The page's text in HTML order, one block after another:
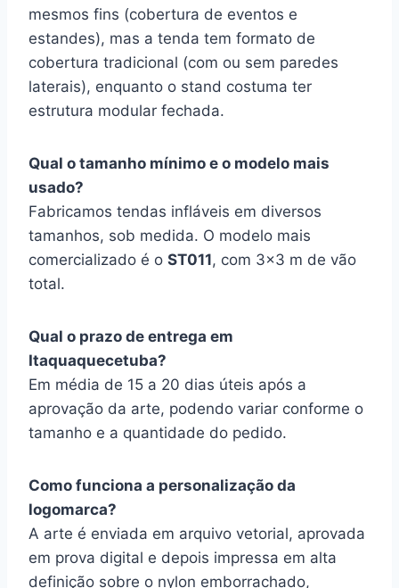
mesmos fins (cobertura de eventos e
estandes), mas a tenda tem formato de
cobertura tradicional (com ou sem paredes
laterais), enquanto o stand costuma ter
estrutura modular fechada.
Qual o tamanho mínimo e o modelo mais
usado?
Fabricamos tendas infláveis em diversos
tamanhos, sob medida. O modelo mais
comercializado é o ST011, com 3×3 m de vão
total.
Qual o prazo de entrega em
Itaquaquecetuba?
Em média de 15 a 20 dias úteis após a
aprovação da arte, podendo variar conforme o
tamanho e a quantidade do pedido.
Como funciona a personalização da
logomarca?
A arte é enviada em arquivo vetorial, aprovada
em prova digital e depois impressa em alta
definição sobre o nylon emborrachado,